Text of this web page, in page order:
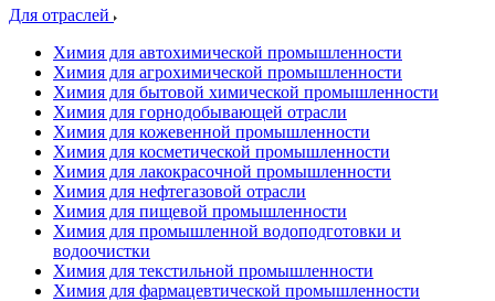
Для отраслей
Химия для автохимической промышленности
Химия для агрохимической промышленности
Химия для бытовой химической промышленности
Химия для горнодобывающей отрасли
Химия для кожевенной промышленности
Химия для косметической промышленности
Химия для лакокрасочной промышленности
Химия для нефтегазовой отрасли
Химия для пищевой промышленности
Химия для промышленной водоподготовки и
водоочистки
Химия для текстильной промышленности
Химия для фармацевтической промышленности